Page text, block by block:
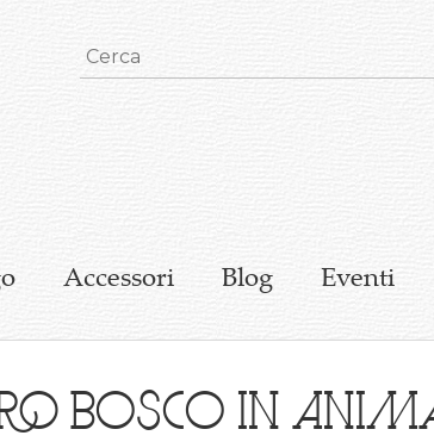
Accessori Blog Eventi
bosco in